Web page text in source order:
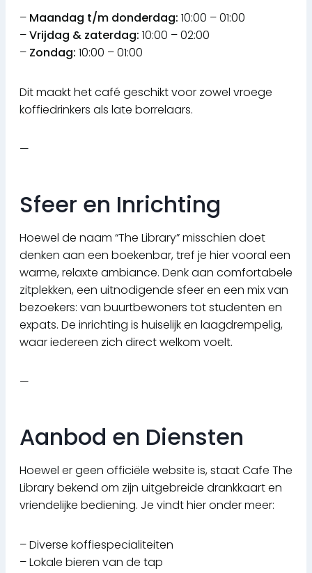
– Maandag t/m donderdag: 10:00 – 01:00
–Vrijdag & zaterdag: 10:00 – 02:00
– Zondag: 10:00 – 01:00
Dit maakt het café geschikt voor zowel vroege
koffiedrinkers als late borrelaars.
—
Sfeer en Inrichting
Hoewel de naam “The Library” misschien doet
denken aan een boekenbar, tref je hier vooral een
warme, relaxte ambiance. Denk aan comfortabele
zitplekken, een uitnodigende sfeer en een mix van
bezoekers: van buurtbewoners tot studenten en
expats. De inrichting is huiselijk en laagdrempelig,
waar iedereen zich direct welkom voelt.
—
Aanbod en Diensten
Hoewel er geen officiële website is, staat Cafe The
Library bekend om zijn uitgebreide drankkaart en
vriendelijke bediening. Je vindt hier onder meer:
– Diverse koffiespecialiteiten
– Lokale bieren van de tap